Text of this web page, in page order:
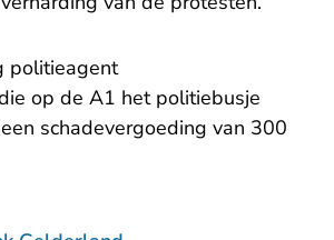
politieagent
op de A1 het politiebusje
schadevergoeding van 300